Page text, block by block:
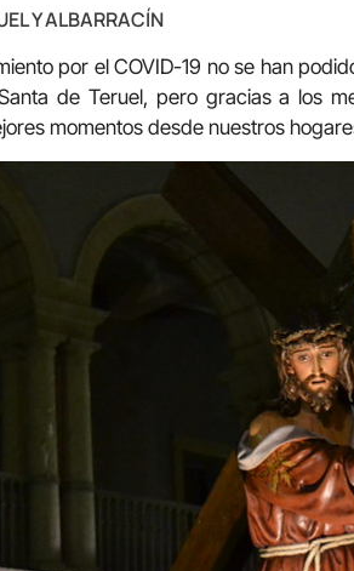
Y ALBARRACÍN
por el COVID-19 no se han
de Teruel, pero gracias a los
momentos desde nuestros